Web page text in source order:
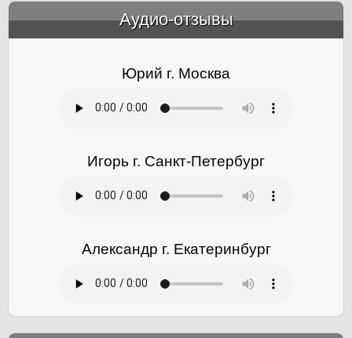
Аудио-отзывы
Юрий г. Москва
Игорь г. Санкт-Петербург
Александр г. Екатеринбург